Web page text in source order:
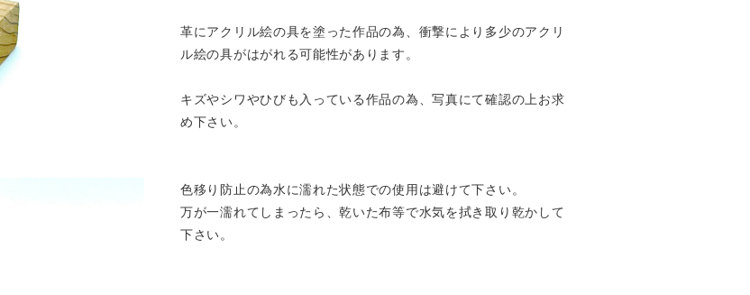
革にアクリル絵の具を塗った作品の為、衝撃により多少のアクリ
ル絵の具がはがれる可能性があります。
キズやシワやひびも入っている作品の為、写真にて確認の上お求
め下さい。
色移り防止の為水に濡れた状態での使用は避けて下さい。
万が一濡れてしまったら、乾いた布等で水気を拭き取り乾かして
下さい。